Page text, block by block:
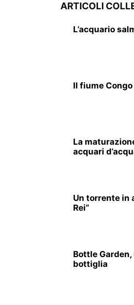
ARTICOLI
L’acquario
Il fiume
La
acquari
Un torrente in
Rei”
Bottle
bottiglia